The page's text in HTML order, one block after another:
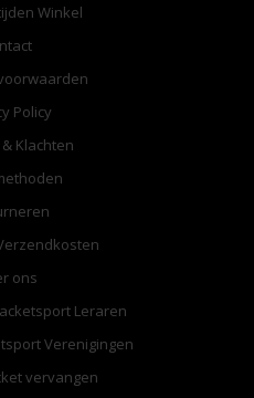
Winkel
Policy
Klachten
ons
Leraren
Verenigingen
vervangen